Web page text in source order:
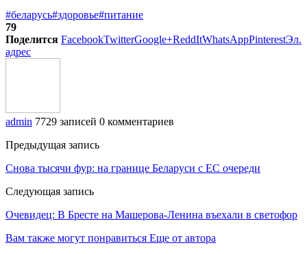
#беларусь#здоровье#питание
79
Поделится FacebookTwitterGoogle+ReddItWhatsAppPinterestЭл.
адрес
admin 7729 записей 0 комментариев
Предыдущая запись
Снова тысячи фур: на границе Беларуси с ЕС очереди
Следующая запись
Очевидец: В Бресте на Машерова-Ленина въехали в светофор
Вам также могут понравиться Еще от автора